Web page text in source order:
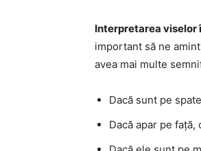
Interpretarea viselor
important să ne
avea mai multe
Dacă sunt pe
Dacă apar pe